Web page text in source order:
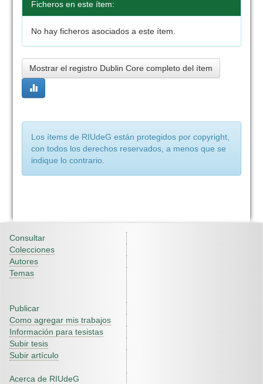
Ficheros en este ítem:
No hay ficheros asociados a este ítem.
Mostrar el registro Dublin Core completo del ítem
Los ítems de RIUdeG están protegidos por copyright,
con todos los derechos reservados, a menos que se
indique lo contrario.
Consultar
Colecciones
Autores
Temas
Publicar
Como agregar mis trabajos
Información para tesistas
Subir tesis
Subir artículo
Acerca de RIUdeG